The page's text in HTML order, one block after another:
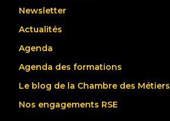
Newsletter
Actualités
Agenda
Agenda des formations
Le blog de la Chambre des Métiers
Nos engagements RSE